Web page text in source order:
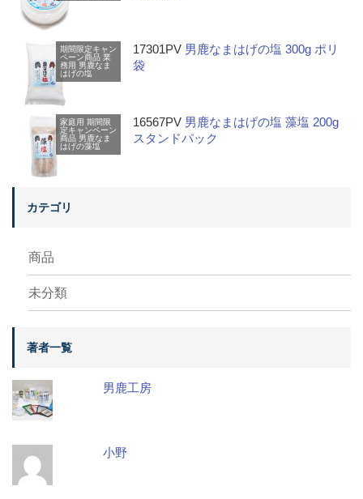
期間限定キャン
ペーン商品 業
務用 男鹿なま
はげの塩
17301PV 男鹿なまはげの塩 300g ポリ
袋
家庭用 期間限
定キャンペーン
商品 男鹿なま
はげの藻塩
16567PV 男鹿なまはげの塩 藻塩 200g
スタンドパック
カテゴリ
商品
未分類
著者一覧
男鹿工房
小野